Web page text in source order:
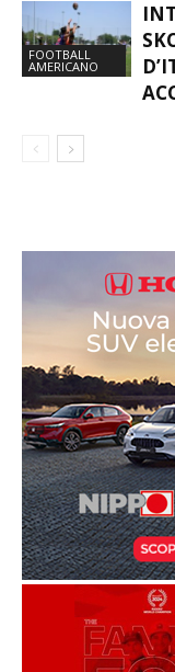
FOOTBALL
AMERICANO